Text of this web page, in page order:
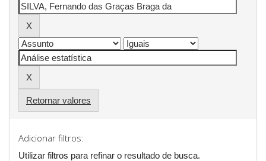
Retornar valores
Adicionar filtros:
Utilizar filtros para refinar o resultado de busca.